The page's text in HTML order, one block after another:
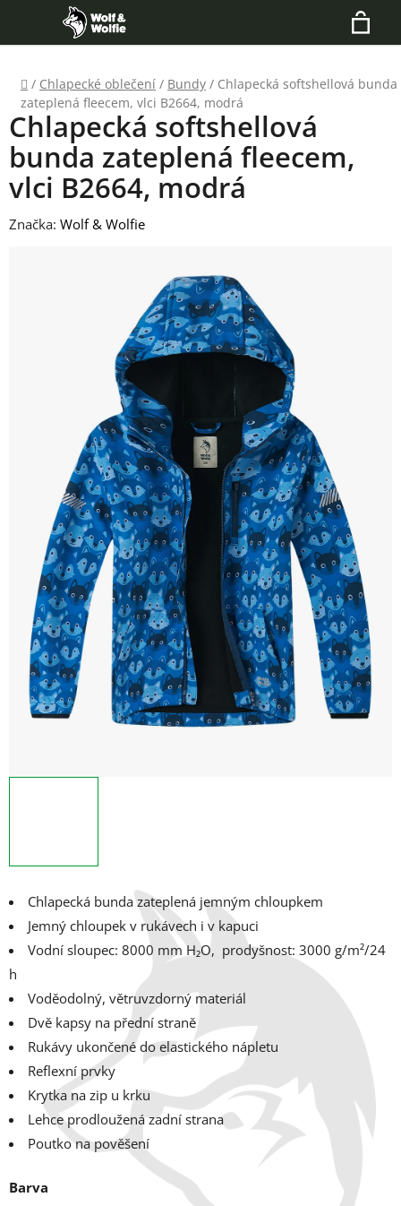
obsah
Hledat
Domů
/ Chlapecké oblečení / Bundy / Chlapecká softshellová bunda
zateplená fleecem, vlci B2664, modrá
Chlapecká bunda zateplená jemným chloupkem
Jemný chloupek v rukávech i v kapuci
Vodní sloupec: 8000 mm H₂O, prodyšnost: 3000 g/m²/24
h
Voděodolný, větruvzdorný materiál
Dvě kapsy na přední straně
Rukávy ukončené do elastického nápletu
Reflexní prvky
Krytka na zip u krku
Lehce prodloužená zadní strana
Poutko na pověšení
Barva
Chlapecká softshellová
bunda zateplená fleecem,
vlci B2664, modrá
Značka: Wolf & Wolfie